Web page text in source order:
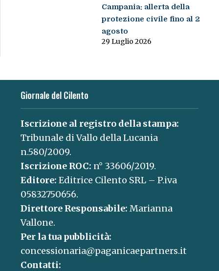
Campania: allerta della
protezione civile fino al 2
agosto
29 Luglio 2026
Giornale del Cilento
Iscrizione al registro della stampa:
Tribunale di Vallo della Lucania
n.580/2009.
Iscrizione ROC: n° 33606/2019.
Editore: Editrice Cilento SRL – P.iva
05832750656.
Direttore Responsabile: Marianna
Vallone.
Per la tua pubblicità:
concessionaria@paganicaepartners.it
Contatti: